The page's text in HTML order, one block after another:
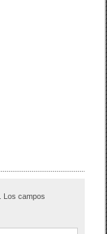
Los campos